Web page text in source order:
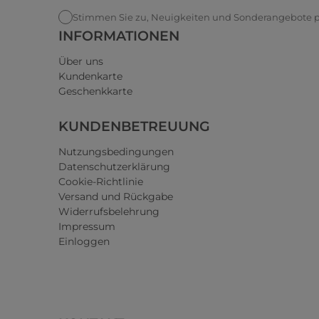
Stimmen Sie zu, Neuigkeiten und Sonderangebote
INFORMATIONEN
Über uns
Kundenkarte
Geschenkkarte
KUNDENBETREUUNG
Nutzungsbedingungen
Datenschutzerklärung
Cookie-Richtlinie
Versand und Rückgabe
Widerrufsbelehrung
Impressum
Einloggen